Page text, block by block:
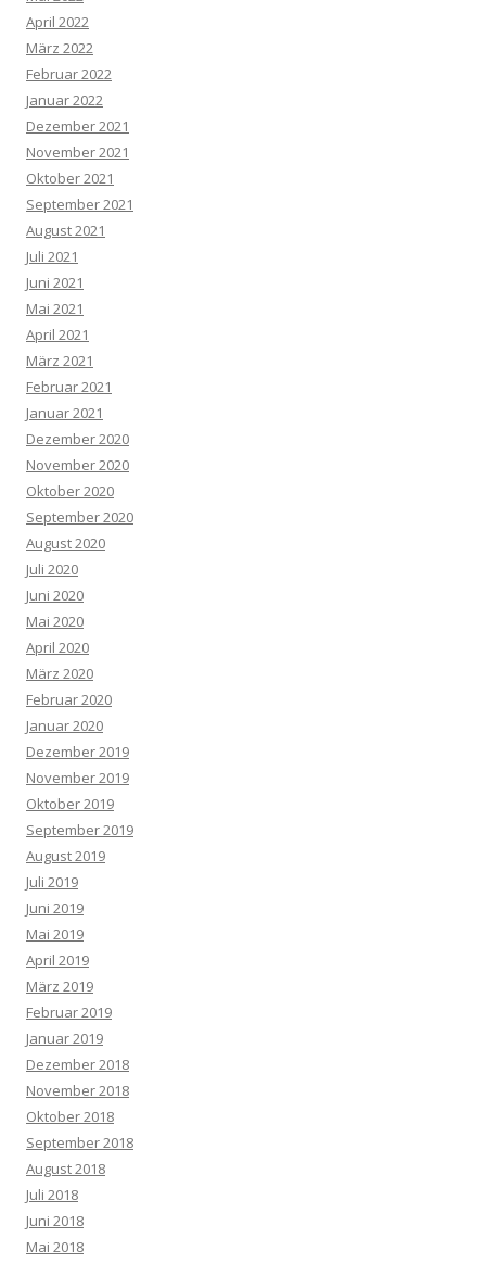
April 2022
März 2022
Februar 2022
Januar 2022
Dezember 2021
November 2021
Oktober 2021
September 2021
August 2021
Juli 2021
Juni 2021
Mai 2021
April 2021
März 2021
Februar 2021
Januar 2021
Dezember 2020
November 2020
Oktober 2020
September 2020
August 2020
Juli 2020
Juni 2020
Mai 2020
April 2020
März 2020
Februar 2020
Januar 2020
Dezember 2019
November 2019
Oktober 2019
September 2019
August 2019
Juli 2019
Juni 2019
Mai 2019
April 2019
März 2019
Februar 2019
Januar 2019
Dezember 2018
November 2018
Oktober 2018
September 2018
August 2018
Juli 2018
Juni 2018
Mai 2018